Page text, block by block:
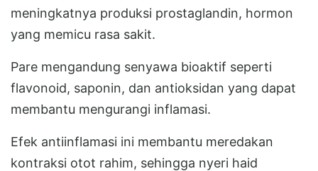
meningkatnya produksi prostaglandin, hormon
yang memicu rasa sakit.
Pare mengandung senyawa bioaktif seperti
flavonoid, saponin, dan antioksidan yang dapat
membantu mengurangi inflamasi.
Efek antiinflamasi ini membantu meredakan
kontraksi otot rahim, sehingga nyeri haid